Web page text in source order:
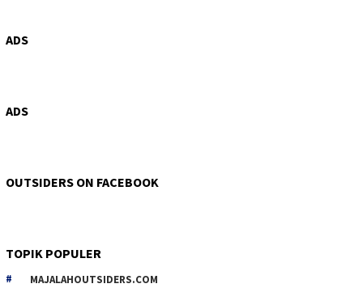
ADS
ADS
OUTSIDERS ON FACEBOOK
TOPIK POPULER
MAJALAHOUTSIDERS.COM